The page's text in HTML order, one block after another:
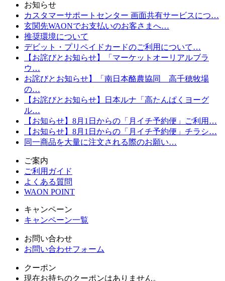
お知らせ
カスタマーサポートセンター 画面共有サービスにつ…
玄関先WAONでお支払いのお客さまへ…
推奨環境について
デビット・プリペイドカードのご利用について…
【お詫びとお知らせ】「マーケットオーリアルブラ
ウ…
お詫びとお知らせ】「南日本酪農協同 高千穂牧場
の…
【お詫びとお知らせ】日本ルナ「高たんぱくヨーグ
ル…
【お知らせ】8月1日からの「月イチ予約便」ご利用…
【お知らせ】8月1日からの「月イチ予約便」チラシ…
同一商品を大量に注文される際のお願い…
ご案内
ご利用ガイド
よくある質問
WAON POINT
キャンペーン
キャンペーン一覧
お問い合わせ
お問い合わせフォーム
クーポン
現在お持ちのクーポンはありません。